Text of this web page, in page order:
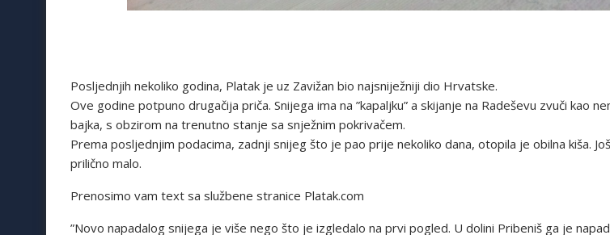
Posljednjih nekoliko godina, Platak je uz Zavižan bio najsniježniji dio Hrvatske.
Ove godine potpuno drugačija priča. Snijega ima na ”kapaljku” a skijanje na Radeševu zvuči kao
bajka, s obzirom na trenutno stanje sa snježnim pokrivačem.
Prema posljednjim podacima, zadnji snijeg što je pao prije nekoliko dana, otopila je obilna kiša.
prilično malo.
Prenosimo vam text sa službene stranice Platak.com
”Novo napadalog snijega je više nego što je izgledalo na prvi pogled. U dolini Pribeniš ga je